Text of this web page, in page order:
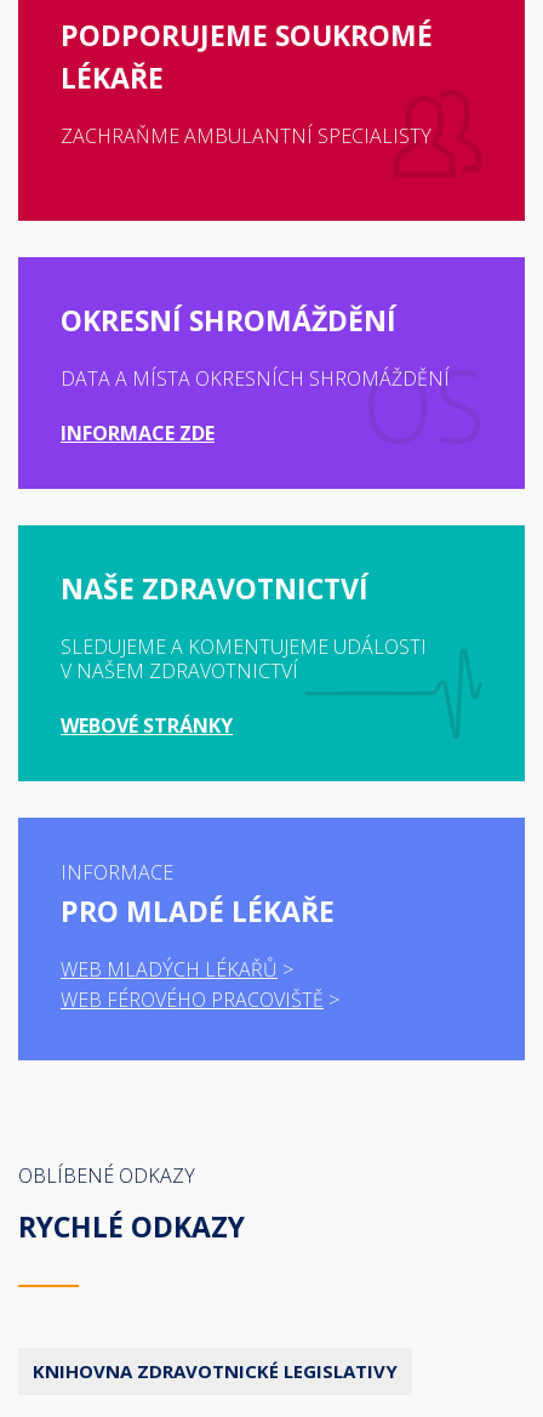
PODPORUJEME SOUKROMÉ
LÉKAŘE
ZACHRAŇME AMBULANTNÍ SPECIALISTY
OKRESNÍ SHROMÁŽDĚNÍ
DATA A MÍSTA OKRESNÍCH SHROMÁŽDĚNÍ
INFORMACE ZDE
NAŠE ZDRAVOTNICTVÍ
SLEDUJEME A KOMENTUJEME UDÁLOSTI
V NAŠEM ZDRAVOTNICTVÍ
WEBOVÉ STRÁNKY
INFORMACE
PRO MLADÉ LÉKAŘE
WEB MLADÝCH LÉKAŘŮ
WEB FÉROVÉHO PRACOVIŠTĚ
OBLÍBENÉ ODKAZY
RYCHLÉ ODKAZY
KNIHOVNA ZDRAVOTNICKÉ LEGISLATIVY